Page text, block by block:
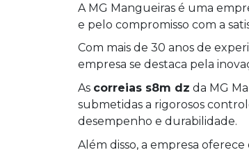
A MG Mangueiras é uma
e pelo compromisso com a
Com mais de 30 anos de
empresa se destaca pela
As correias s8m dz da MG
submetidas a rigorosos
desempenho e durabilidade.
Além disso, a empresa